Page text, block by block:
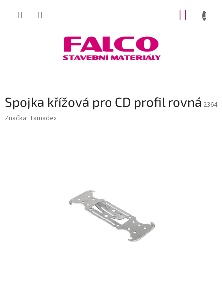
Spojka křížová pro CD profil rovná 2364
Značka: Tamadex